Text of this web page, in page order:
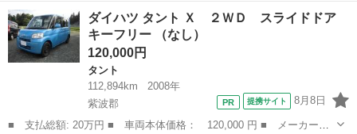
グ パワーウィンド
ウ （検8.10）
コ スマートキー
ダイハツ タント Ｘ ２ＷＤ スライドドア
キーフリー （なし）
120,000円
タント
112,894km
2008年
紫波郡
提携サイト 8月8日
■ 支払総額: 20万円 ■ 車両本体価格： 120,000 円 ■ メーカー